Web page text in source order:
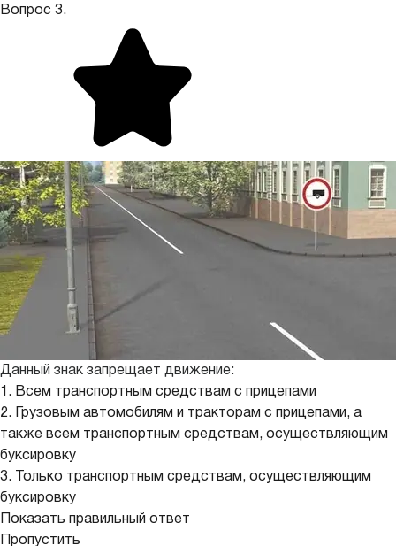
Вопрос 3.
Данный знак запрещает движение:
1. Всем транспортным средствам с прицепами
2. Грузовым автомобилям и тракторам с прицепами, а
также всем транспортным средствам, осуществляющим
буксировку
3. Только транспортным средствам, осуществляющим
буксировку
Показать правильный ответ
Пропустить